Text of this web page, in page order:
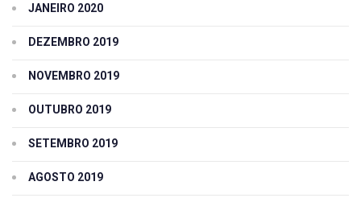
JANEIRO 2020
DEZEMBRO 2019
NOVEMBRO 2019
OUTUBRO 2019
SETEMBRO 2019
AGOSTO 2019